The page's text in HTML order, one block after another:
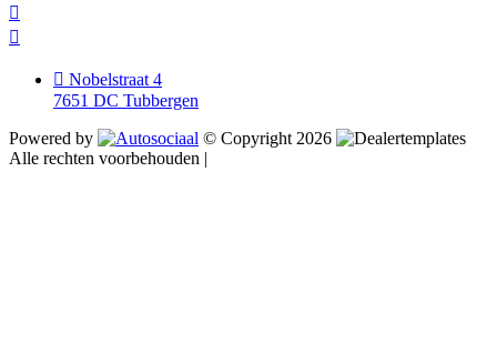
Nobelstraat 4
7651 DC Tubbergen
Powered by
© Copyright 2026
Alle rechten voorbehouden |